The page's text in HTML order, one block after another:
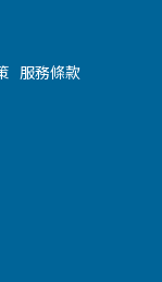
服務條款